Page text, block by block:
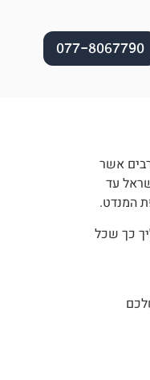
077-8067790
אשר
עד
כך שכל